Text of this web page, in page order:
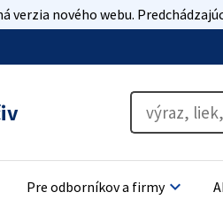
verzia nového webu.
Pre odborníkov a firmykeyboard_arrow_down